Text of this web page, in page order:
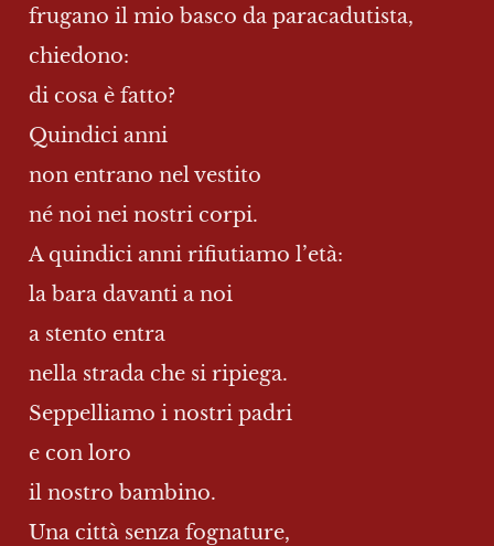
frugano il mio basco da paracadutista,
chiedono:
di cosa è fatto?
Quindici anni
non entrano nel vestito
né noi nei nostri corpi.
A quindici anni rifiutiamo l’età:
la bara davanti a noi
a stento entra
nella strada che si ripiega.
Seppelliamo i nostri padri
e con loro
il nostro bambino.
Una città senza fognature,